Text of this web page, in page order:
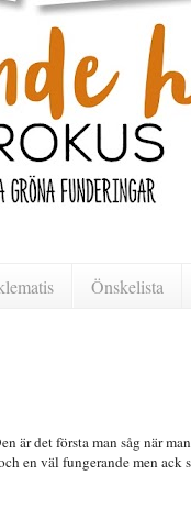
Önskelista
är det första man såg när man
en väl fungerande men ack